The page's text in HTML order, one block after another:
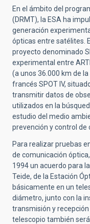
En el ámbito del
(DRMT), la ESA ha
generación
ópticas entre satélites.
proyecto denominado
experimental entre
(a unos 36.000 km de
francés SPOT IV,
transmitir datos de
utilizados en la
estudio del medio
prevención y control
Para realizar pruebas
de comunicación
1994 un acuerdo para
Teide, de la Estación
básicamente en un
diámetro, junto con la
transmisión y
telescopio también